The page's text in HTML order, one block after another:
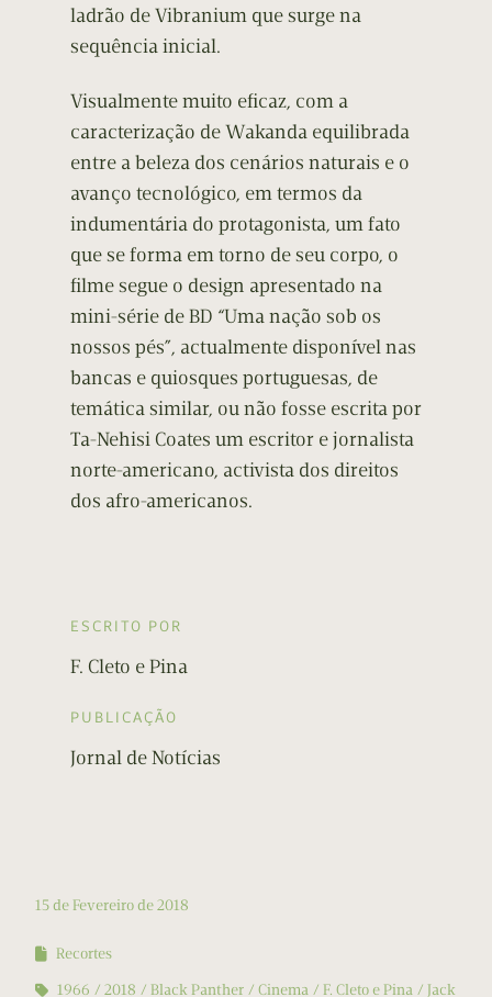
ladrão de Vibranium que surge na
sequência inicial.
Visualmente muito eficaz, com a
caracterização de Wakanda equilibrada
entre a beleza dos cenários naturais e o
avanço tecnológico, em termos da
indumentária do protagonista, um fato
que se forma em torno de seu corpo, o
filme segue o design apresentado na
mini-série de BD “Uma nação sob os
nossos pés”, actualmente disponível nas
bancas e quiosques portuguesas, de
temática similar, ou não fosse escrita por
Ta-Nehisi Coates um escritor e jornalista
norte-americano, activista dos direitos
dos afro-americanos.
ESCRITO POR
F. Cleto e Pina
PUBLICAÇÃO
Jornal de Notícias
15 de Fevereiro de 2018
Recortes
1966
2018 Black Panther Cinema F. Cleto e Pina Jack